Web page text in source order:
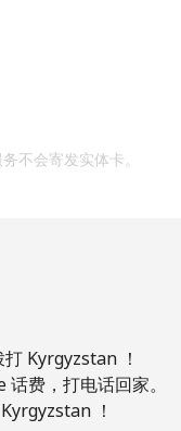
不会寄发实体卡。
Kyrgyzstan ！
费，打电话回家。
！